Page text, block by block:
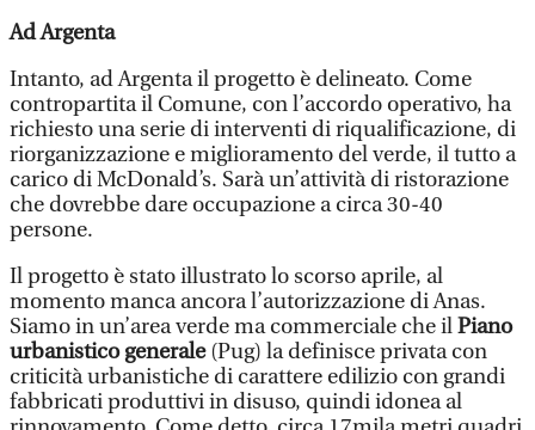
Ad Argenta
Intanto, ad Argenta il progetto è delineato. Come
contropartita il Comune, con l’accordo operativo, ha
richiesto una serie di interventi di riqualificazione, di
riorganizzazione e miglioramento del verde, il tutto a
carico di McDonald’s. Sarà un’attività di ristorazione
che dovrebbe dare occupazione a circa 30-40
persone.
Il progetto è stato illustrato lo scorso aprile, al
momento manca ancora l’autorizzazione di Anas.
Siamo in un’area verde ma commerciale che ilPiano
urbanistico generale(Pug) la definisce privata con
criticità urbanistiche di carattere edilizio con grandi
fabbricati produttivi in disuso, quindi idonea al